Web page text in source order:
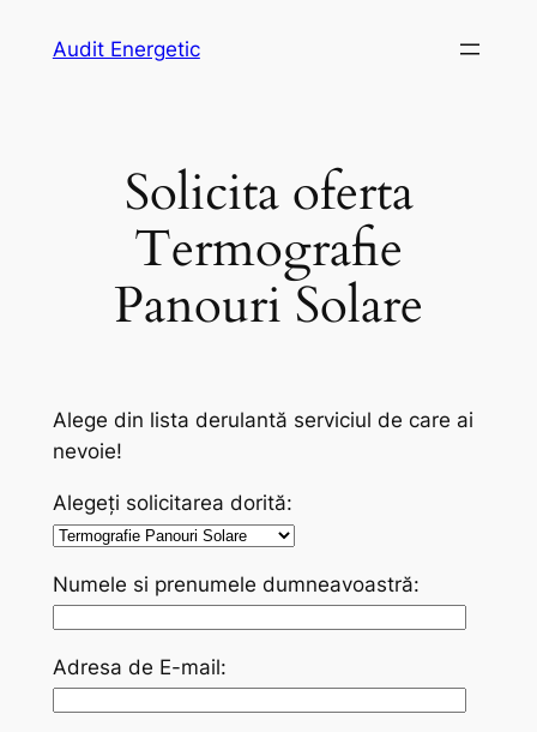
Audit Energetic
Solicita oferta
Termografie
Panouri Solare
Alege din lista derulantă serviciul de care ai
nevoie!
Alegeți solicitarea dorită:
Numele si prenumele dumneavoastră:
Adresa de E-mail: